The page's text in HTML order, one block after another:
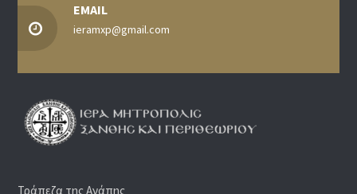
EMAIL
ieramxp@gmail.com
Τράπεζα της Αγάπης